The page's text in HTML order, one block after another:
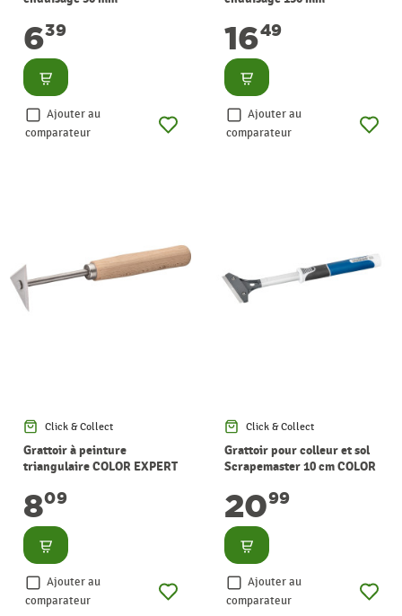
639
Consulter
Ajouter au
comparateur
1649
Consulter
Ajouter au
comparateur
Click & Collect
Grattoir à peinture
triangulaire COLOR EXPERT
809
Consulter
Ajouter au
comparateur
Click & Collect
Grattoir pour colleur et sol
Scrapemaster 10 cm COLOR
2099
Consulter
Ajouter au
comparateur